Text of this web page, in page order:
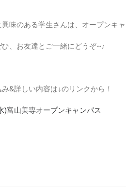
興味のある学生さんは、オープンキ
ひ、お友達とご一緒にどうぞ~♪
み&詳しい内容は↓のリンクから！
)富山美専オープンキャンパス